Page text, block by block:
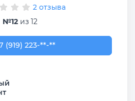
2 отзыва
№12 из 12
(919) 223-45-67
(919) 223-**-**